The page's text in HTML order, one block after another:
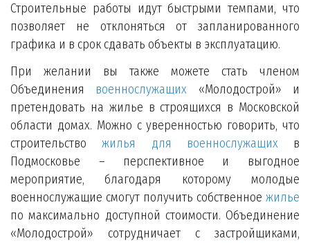
Строительные работы идут быстрыми темпами, что
позволяет не отклоняться от запланированного
графика и в срок сдавать объекты в эксплуатацию.
При желании вы также можете стать членом
Объединения военнослужащих «Молодострой» и
претендовать на жилье в строящихся в Московской
области домах. Можно с уверенностью говорить, что
строительствожилья для военнослужащихв
Подмосковье – перспективное и выгодное
мероприятие, благодаря которому молодые
военнослужащие смогут получить собственное жилье
по максимально доступной стоимости. Объединение
«Молодострой» сотрудничает с застройщиками,